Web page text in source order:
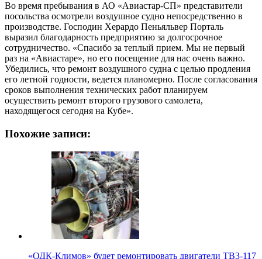
Во время пребывания в АО «Авиастар-СП» представители
посольства осмотрели воздушное судно непосредственно в
производстве. Господин Херардо Пеньяльвер Порталь
выразил благодарность предприятию за долгосрочное
сотрудничество. «Спасибо за теплый прием. Мы не первый
раз на «Авиастаре», но его посещение для нас очень важно.
Убедились, что ремонт воздушного судна с целью продления
его летной годности, ведется планомерно. После согласования
сроков выполнения технических работ планируем
осуществить ремонт второго грузового самолета,
находящегося сегодня на Кубе».
Похожие записи:
«ОДК-Климов» будет ремонтировать двигатели ТВ3-117